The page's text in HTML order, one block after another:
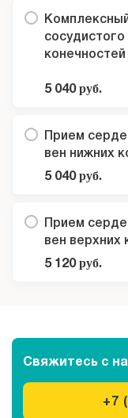
конечностей
5 040руб.
Прием
вен нижних
5 040руб.
Прием
вен верхних
5 120руб.
Свяжитесь с
+7